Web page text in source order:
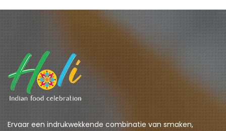
Ervaar een indrukwekkende combinatie van smaken,